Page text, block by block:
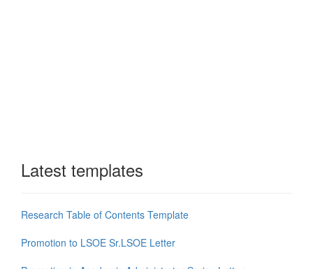
Latest templates
Research Table of Contents Template
Promotion to LSOE Sr.LSOE Letter